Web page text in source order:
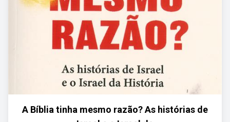
A Bíblia tinha mesmo razão? As histórias de